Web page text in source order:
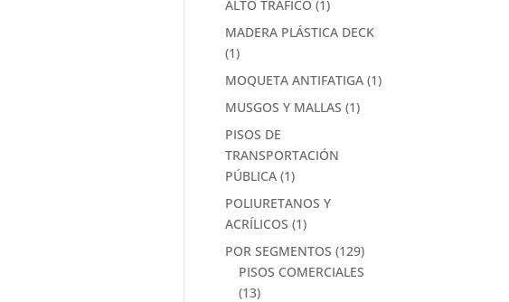
ALTO TRAFICO (1)
MADERA PLÁSTICA DECK
(1)
MOQUETA ANTIFATIGA (1)
MUSGOS Y MALLAS (1)
PISOS DE
TRANSPORTACIÓN
PÚBLICA (1)
POLIURETANOS Y
ACRÍLICOS (1)
POR SEGMENTOS (129)
PISOS COMERCIALES
(13)